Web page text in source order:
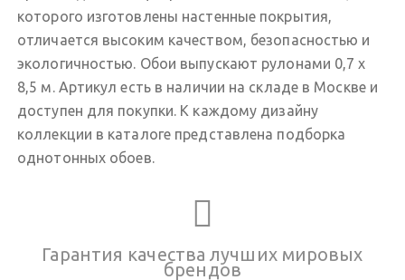
которого изготовлены настенные покрытия,
отличается высоким качеством, безопасностью и
экологичностью. Обои выпускают рулонами 0,7 х
8,5 м. Артикул есть в наличии на складе в Москве и
доступен для покупки. К каждому дизайну
коллекции в каталоге представлена подборка
однотонных обоев.
Гарантия качества лучших мировых
брендов